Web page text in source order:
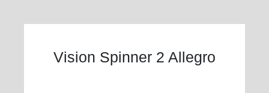
Vision Spinner 2 Allegro